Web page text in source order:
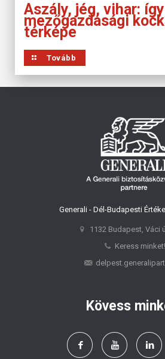
Aszály, jég, vihar:
mezőgazdasági
térképe
Tovább
Generali - Dél-Budapesti
1132 Budapest, Váci
Keress minket!
Kövess